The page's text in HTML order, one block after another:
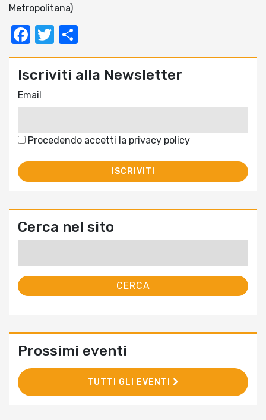
Metropolitana)
Facebook
Twitter
Iscriviti alla Newsletter
Email
Procedendo accetti la privacy policy
Cerca nel sito
Prossimi eventi
TUTTI GLI EVENTI